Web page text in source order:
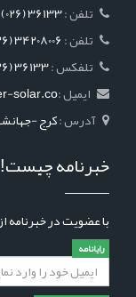
(026) 36133
34208006
36133
ایمیل :solar.co
آدرس :کرج -
خبرنامه چیست!
با عضویت در خبرنامه
رایانامه